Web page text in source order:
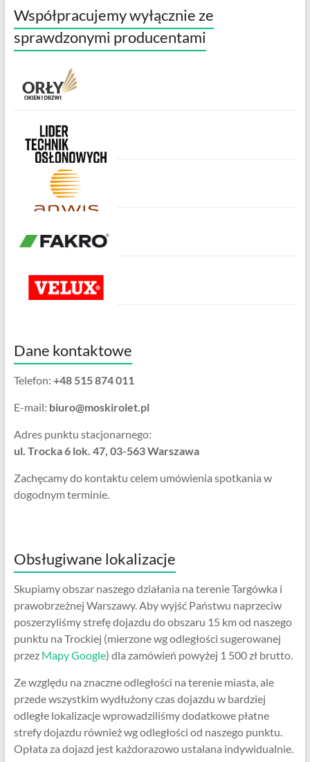
Współpracujemy wyłącznie ze
sprawdzonymi producentami
Dane kontaktowe
Telefon: +48 515 874 011
E-mail: biuro@moskirolet.pl
Adres punktu stacjonarnego:
ul. Trocka 6 lok. 47, 03-563 Warszawa
Zachęcamy do kontaktu celem umówienia spotkania w
dogodnym terminie.
Obsługiwane lokalizacje
Skupiamy obszar naszego działania na terenie Targówka i
prawobrzeżnej Warszawy. Aby wyjść Państwu naprzeciw
poszerzyliśmy strefę dojazdu do obszaru 15 km od naszego
punktu na Trockiej (mierzone wg odległości sugerowanej
przez Mapy Google) dla zamówień powyżej 1 500 zł brutto.
Ze względu na znaczne odległości na terenie miasta, ale
przede wszystkim wydłużony czas dojazdu w bardziej
odległe lokalizacje wprowadziliśmy dodatkowe płatne
strefy dojazdu również wg odległości od naszego punktu.
Opłata za dojazd jest każdorazowo ustalana indywidualnie.